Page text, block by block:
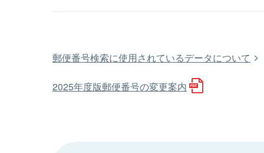
郵便番号検索に使用されているデータについて
2025年度版郵便番号の変更案内